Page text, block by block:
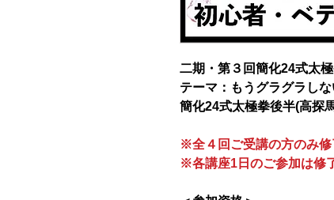
二期・第３回簡化24式太
テーマ：もうグラグラし
簡化24式太極拳後半(高探
※全４回ご受講の方のみ修
※各講座1日のご参加は修